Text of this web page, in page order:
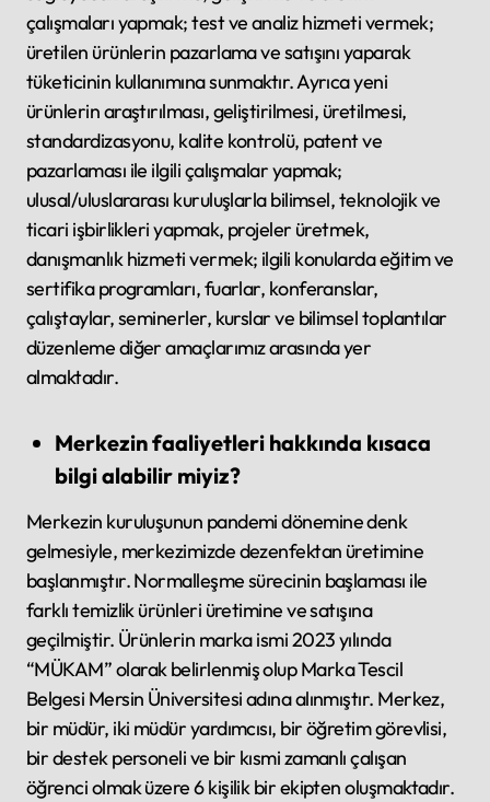
çalışmaları yapmak; test ve analiz hizmeti vermek;
üretilen ürünlerin pazarlama ve satışını yaparak
tüketicinin kullanımına sunmaktır. Ayrıca yeni
ürünlerin araştırılması, geliştirilmesi, üretilmesi,
standardizasyonu, kalite kontrolü, patent ve
pazarlaması ile ilgili çalışmalar yapmak;
ulusal/uluslararası kuruluşlarla bilimsel, teknolojik ve
ticari işbirlikleri yapmak, projeler üretmek,
danışmanlık hizmeti vermek; ilgili konularda eğitim ve
sertifika programları, fuarlar, konferanslar,
çalıştaylar, seminerler, kurslar ve bilimsel toplantılar
düzenleme diğer amaçlarımız arasında yer
almaktadır.
Merkezin faaliyetleri hakkında kısaca
bilgi alabilir miyiz?
Merkezin kuruluşunun pandemi dönemine denk
gelmesiyle, merkezimizde dezenfektan üretimine
başlanmıştır. Normalleşme sürecinin başlaması ile
farklı temizlik ürünleri üretimine ve satışına
geçilmiştir. Ürünlerin marka ismi 2023 yılında
“MÜKAM” olarak belirlenmiş olup Marka Tescil
Belgesi Mersin Üniversitesi adına alınmıştır. Merkez,
bir müdür, iki müdür yardımcısı, bir öğretim görevlisi,
bir destek personeli ve bir kısmi zamanlı çalışan
öğrenci olmak üzere 6 kişilik bir ekipten oluşmaktadır.